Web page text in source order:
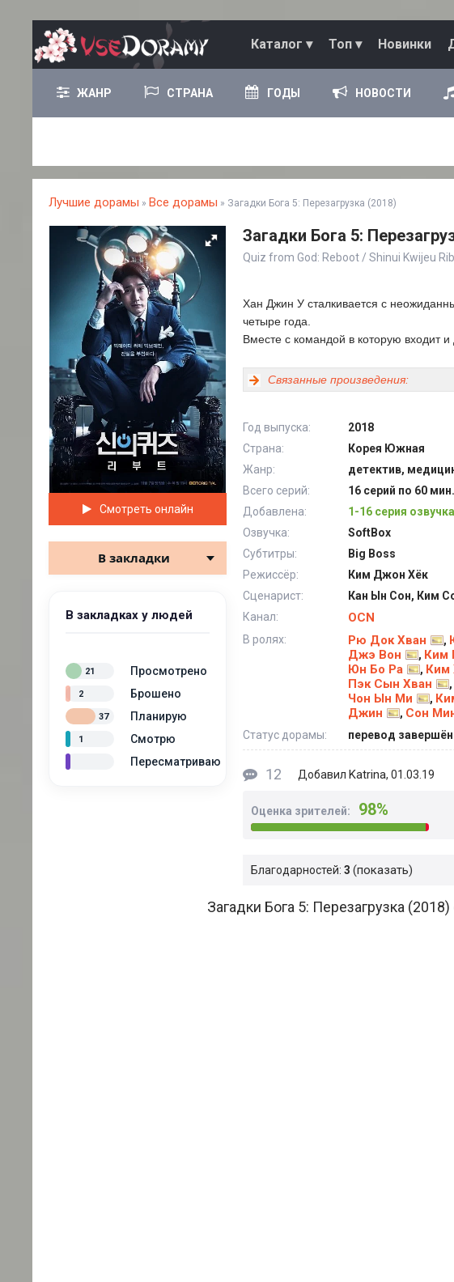
Каталог ▾ Топ ▾ Новинки
ЖАНР СТРАНА ГОДЫ НОВОСТИ
Лучшие дорамы » Все дорамы » Загадки Бога 5: Перезагрузка (2018)
Смотреть онлайн
В закладки
В закладках у людей
Просмотрено
21
Брошено
2
Планирую
37
Смотрю
1
Пересматриваю
Загадки Бога 5:
Quiz from God: Reboot / Shinui Kwijeu
Хан Джин У сталкивается с
четыре года.
Вместе с командой в которую входит
Связанные произведения:
Год выпуска:
2018
Страна:
Корея Южная
Жанр:
детектив,
Всего серий:
16 серий по 60 мин.
Добавлена:
1-16 серия
Озвучка:
SoftBox
Субтитры:
Big Boss
Режиссёр:
Ким Джон Хёк
Сценарист:
Кан Ын Сон, Ким
Канал:
OCN
В ролях: Рю Док Хван ,
Джэ Вон
, Ким
Юн Бо Ра , Ким
Пэк Сын Хван ,
Чон Ын Ми ,
Джин
, Сон
Статус дорамы: перевод завершён
12 Добавил Katrina, 01.03.19
Оценка зрителей: 98%
Благодарностей: 3 показать
Загадки Бога 5: Перезагрузка